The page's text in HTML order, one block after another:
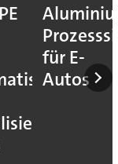
für E-
Autos